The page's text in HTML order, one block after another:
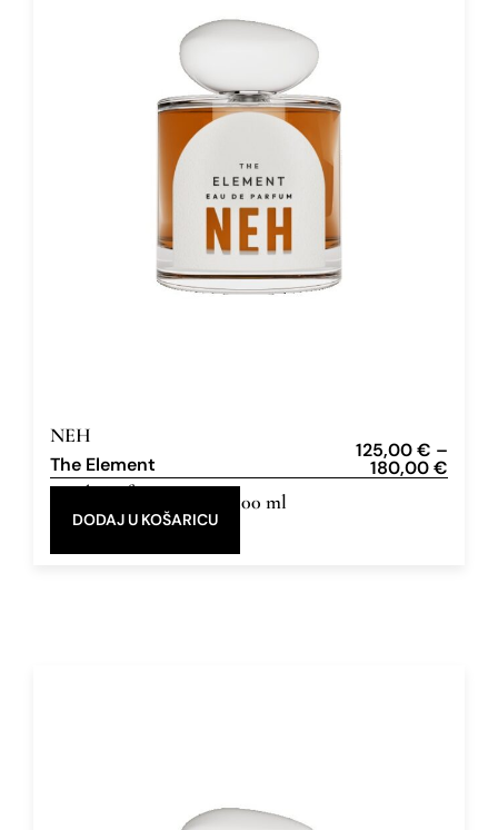
NEH
The Element
125,00€ –
180,00€
Eau de Parfum 50 ml, 100 ml
DODAJ U KOŠARICU